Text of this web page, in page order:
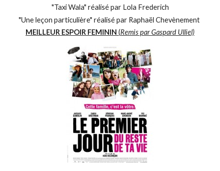
"Taxi Wala" réalisé par Lola Frederich
"Une leçon particulière" réalisé par Raphaël Chevènement
MEILLEUR ESPOIR FEMININ (Remis par Gaspard Ulliel)